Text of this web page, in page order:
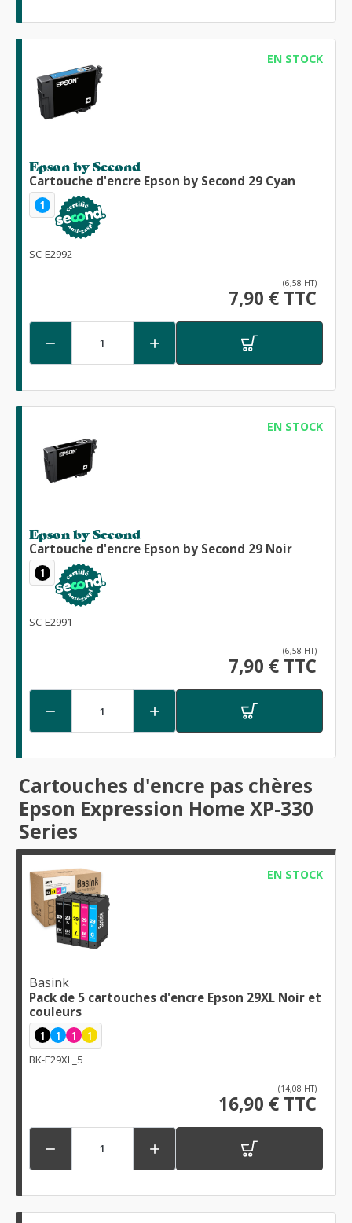
EN STOCK
Epson by Second
Cartouche d'encre Epson by Second 29 Cyan
1
SC-E2992
(6,58 HT)
7,90 € TTC
 
EN STOCK
Epson by Second
Cartouche d'encre Epson by Second 29 Noir
1
SC-E2991
(6,58 HT)
7,90 € TTC
 
Cartouches d'encre pas chères
Epson Expression Home XP-330
Series
EN STOCK
Basink
Pack de 5 cartouches d'encre Epson 29XL Noir et
couleurs
1 1 1 1
BK-E29XL_5
(14,08 HT)
16,90 € TTC
 